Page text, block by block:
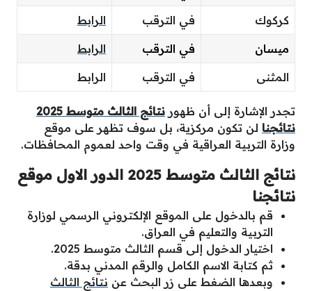
كركوك في الترقب الرابط
ميسان في الترقب الرابط
المثنى في الترقب الرابط
تجدر الإشارة إلى أن ظهور
نتائج الثالث متوسط 2025
نتائجنا لن تكون مركزية، بل سوف تظهر على موقع
وزارة التربية العراقية في وقت واحد لعموم المحافظات.
نتائج الثالث متوسط 2025 الدور الاول موقع
نتائجنا
قم بالدخول على الموقع الإلكتروني الرسمي لوزارة
التربية والتعليم في العراق.
اختيار الدخول إلى قسم الثالث متوسط 2025.
ثم كتابة الاسم الكامل والرقم المدني بدقة.
وبعدها الضغط على زر البحث عن نتائج الثالث